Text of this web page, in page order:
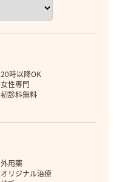
20時以降OK
女性専門
初診料無料
外用薬
オリジナル治療